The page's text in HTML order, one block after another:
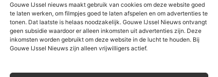
Gouwe IJssel nieuws maakt gebruik van cookies om deze website goed
te laten werken, om filmpjes goed te laten afspelen en om advertenties te
tonen. Dat laatste is helaas noodzakelijk. Gouwe IJssel Nieuws ontvangt
geen subsidie waardoor er alleen inkomsten uit advertenties zijn. Deze
inkomsten worden gebruikt om deze website in de lucht te houden. Bij
Gouwe IJssel Nieuws zijn alleen vrijwilligers actief.
Gerelateerd
Algemeen
Waarschuwing voor
nepzorgmedewerkers in